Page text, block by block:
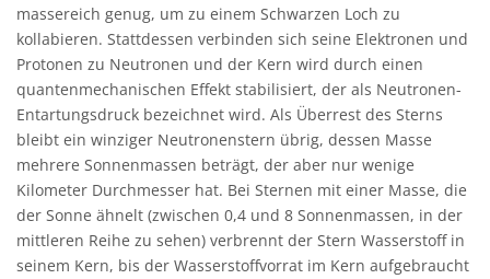
massereich genug, um zu einem Schwarzen Loch zu
kollabieren. Stattdessen verbinden sich seine Elektronen und
Protonen zu Neutronen und der Kern wird durch einen
quantenmechanischen Effekt stabilisiert, der als Neutronen-
Entartungsdruck bezeichnet wird. Als Überrest des Sterns
bleibt ein winziger Neutronenstern übrig, dessen Masse
mehrere Sonnenmassen beträgt, der aber nur wenige
Kilometer Durchmesser hat. Bei Sternen mit einer Masse, die
der Sonne ähnelt (zwischen 0,4 und 8 Sonnenmassen, in der
mittleren Reihe zu sehen) verbrennt der Stern Wasserstoff in
seinem Kern, bis der Wasserstoffvorrat im Kern aufgebraucht